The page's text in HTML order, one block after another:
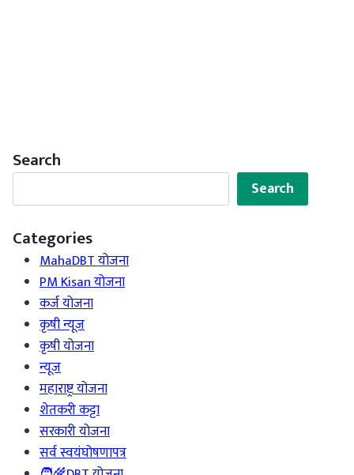
Search
Search
Categories
MahaDBT योजना
PM Kisan योजना
कर्ज योजना
कृषी न्यूज
कृषी योजना
न्यूज
महाराष्ट्र योजना
शेतकरी कट्टा
सरकारी योजना
सर्व स्वयंघोषणापत्र